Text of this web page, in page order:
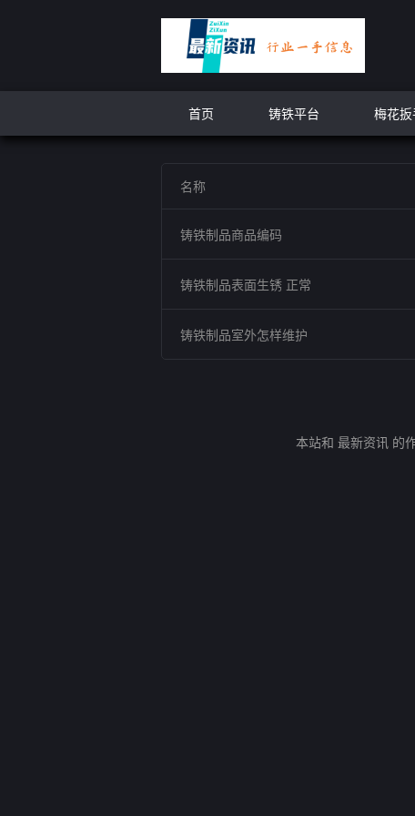
首页 铸铁平台 梅花
名称
铸铁制品商品编码
铸铁制品表面生锈 正常
铸铁制品室外怎样维护
本站和 最新资讯 的